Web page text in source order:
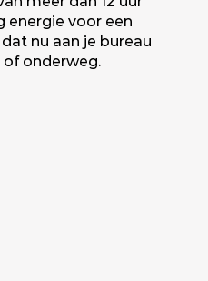
energie voor een
nu aan je bureau
of onderweg.